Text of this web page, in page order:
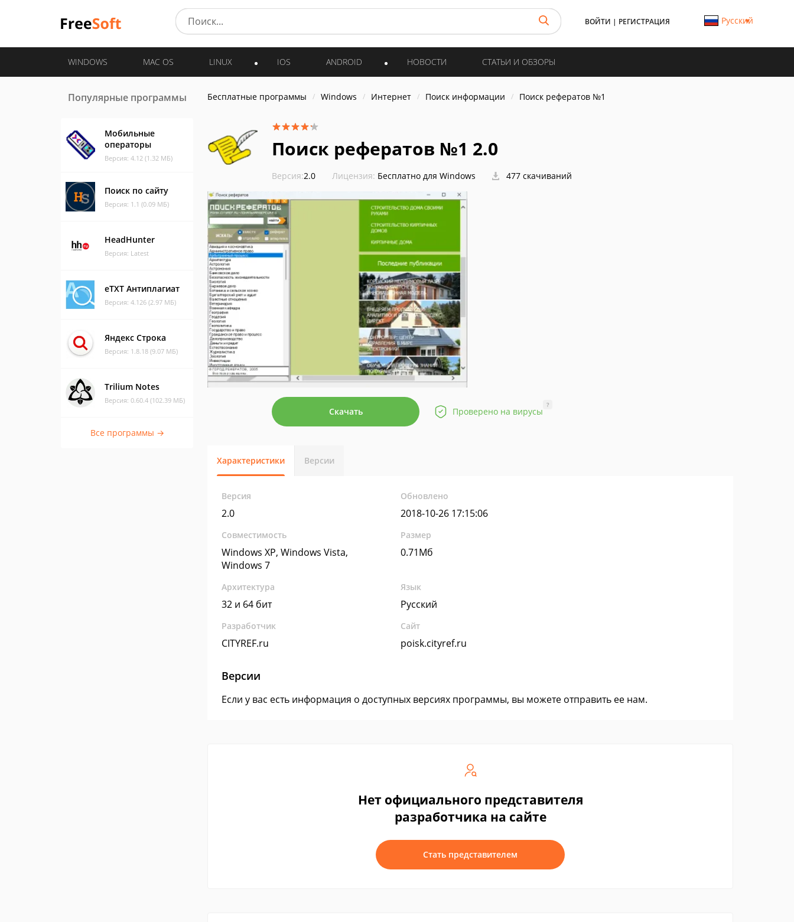
ВОЙТИ | РЕГИСТРАЦИЯ Русский
WINDOWS MAC OS LINUX IOS ANDROID НОВОСТИ СТАТЬИ И ОБЗОРЫ
Популярные программы
Мобильные
операторы
Версия: 4.12 (1.32 МБ)
Поиск по сайту
Версия: 1.1 (0.09 МБ)
HeadHunter
Версия: Latest
eTXT Антиплагиат
Версия: 4.126 (2.97 МБ)
Яндекс Строка
Версия: 1.8.18 (9.07 МБ)
Trilium Notes
Версия: 0.60.4 (102.39 МБ)
Все программы →
Бесплатные программы Windows Интернет Поиск информации Поиск рефератов №1
Поиск рефератов №1 2.0
Версия:2.0 Лицензия: Бесплатно для Windows 477 скачиваний
Скачать Проверено на вирусы
?
Характеристики Версии
Версия
2.0
Обновлено
2018-10-26 17:15:06
Совместимость
Windows XP, Windows Vista,
Windows 7
Размер
0.71Мб
Архитектура
32 и 64 бит
Язык
Русский
Разработчик
CITYREF.ru
Сайт
poisk.cityref.ru
Версии
Если у вас есть информация о доступных версиях программы, вы можете отправить ее нам.
Нет официального представителя
разработчика на сайте
Стать представителем